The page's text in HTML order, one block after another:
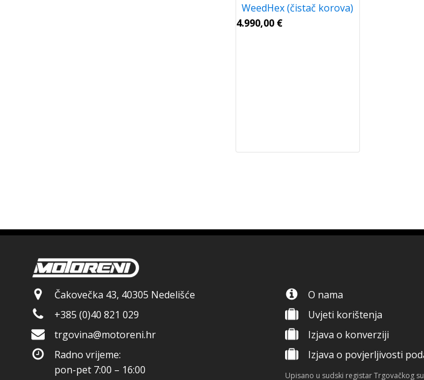
WeedHex (čistač korova)
4.990,00 €
Čakovečka 43, 40305 Nedelišće
+385 (0)40 821 029
trgovina@motoreni.hr
Radno vrijeme:
pon-pet 7:00 – 16:00
O nama
Uvjeti korištenja
Izjava o konverziji
Izjava o povjerljivosti
Upisano u sudski registar Trgovačkog